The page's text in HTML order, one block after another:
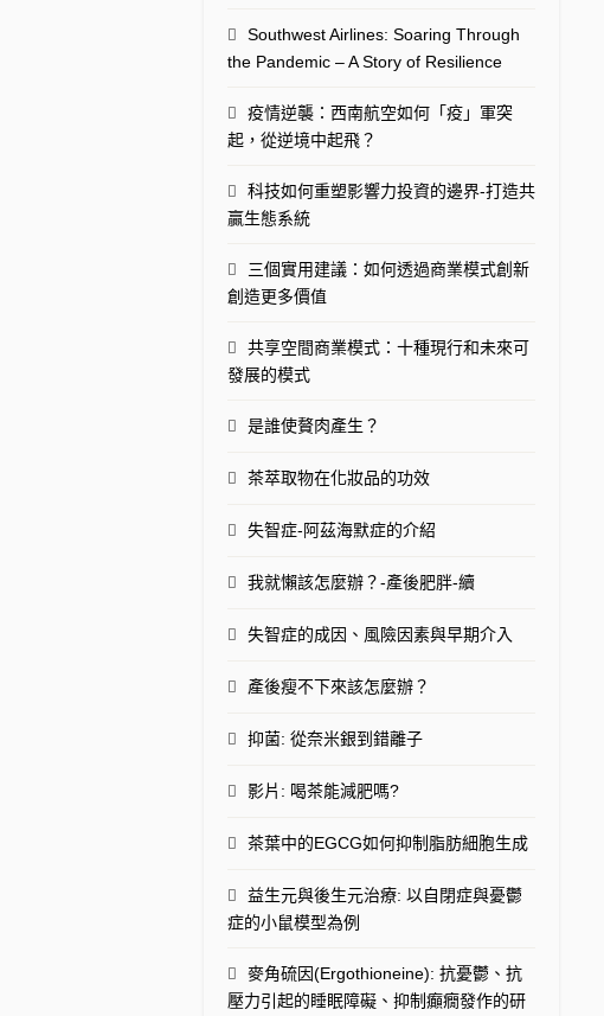
Southwest Airlines: Soaring Through
the Pandemic – A Story of Resilience
疫情逆襲：西南航空如何「疫」軍突
起，從逆境中起飛？
科技如何重塑影響力投資的邊界-打造共
贏生態系統
三個實用建議：如何透過商業模式創新
創造更多價值
共享空間商業模式：十種現行和未來可
發展的模式
是誰使贅肉產生？
茶萃取物在化妝品的功效
失智症-阿茲海默症的介紹
我就懶該怎麼辦？-產後肥胖-續
失智症的成因、風險因素與早期介入
產後瘦不下來該怎麼辦？
抑菌: 從奈米銀到錯離子
影片: 喝茶能減肥嗎?
茶葉中的EGCG如何抑制脂肪細胞生成
益生元與後生元治療: 以自閉症與憂鬱
症的小鼠模型為例
麥角硫因(Ergothioneine): 抗憂鬱、抗
壓力引起的睡眠障礙、抑制癲癇發作的研